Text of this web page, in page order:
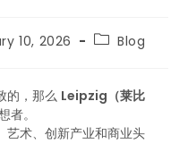
10, 2026 Blog
的，那么 Leipzig（莱比
者。
艺术、创新产业和商业头